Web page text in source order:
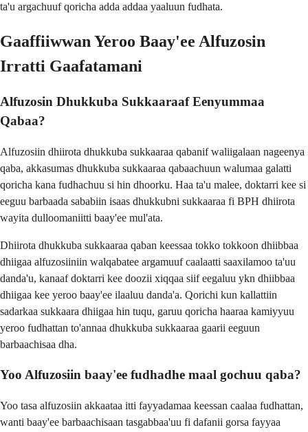
ta'u argachuuf qoricha adda addaa yaaluun fudhata.
Gaaffiiwwan Yeroo Baay'ee Alfuzosin
Irratti Gaafatamani
Alfuzosin Dhukkuba Sukkaaraaf Eenyummaa
Qabaa?
Alfuzosiin dhiirota dhukkuba sukkaaraa qabanif waliigalaan nageenya
qaba, akkasumas dhukkuba sukkaaraa qabaachuun walumaa galatti
qoricha kana fudhachuu si hin dhoorku. Haa ta'u malee, doktarri kee si
eeguu barbaada sababiin isaas dhukkubni sukkaaraa fi BPH dhiirota
wayita dulloomaniitti baay'ee mul'ata.
Dhiirota dhukkuba sukkaaraa qaban keessaa tokko tokkoon dhiibbaa
dhiigaa alfuzosiiniin walqabatee argamuuf caalaatti saaxilamoo ta'uu
danda'u, kanaaf doktarri kee doozii xiqqaa siif eegaluu ykn dhiibbaa
dhiigaa kee yeroo baay'ee ilaaluu danda'a. Qorichi kun kallattiin
sadarkaa sukkaara dhiigaa hin tuqu, garuu qoricha haaraa kamiyyuu
yeroo fudhattan to'annaa dhukkuba sukkaaraa gaarii eeguun
barbaachisaa dha.
Yoo Alfuzosiin baay'ee fudhadhe maal gochuu qaba?
Yoo tasa alfuzosiin akkaataa itti fayyadamaa keessan caalaa fudhattan,
wanti baay'ee barbaachisaan tasgabbaa'uu fi dafanii gorsa fayyaa